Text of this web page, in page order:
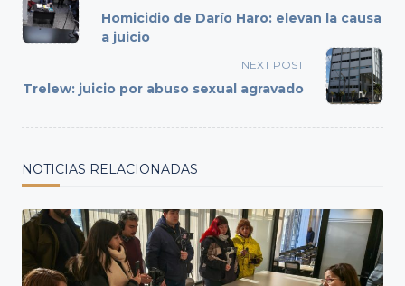
class="nav-
subtitle
reader-
text">Page</span>
Homicidio de Darío Haro: elevan la causa
a juicio
NEXT POST
Trelew: juicio por abuso sexual agravado
NOTICIAS RELACIONADAS